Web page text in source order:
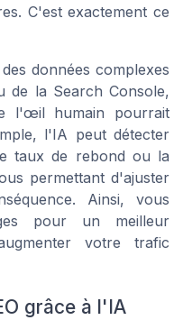
C'est exactement ce
données complexes
de la Search Console,
l'œil humain pourrait
l'IA peut détecter
taux de rebond ou la
permettant d'ajuster
Ainsi, vous
pour un meilleur
votre trafic
grâce à l'IA